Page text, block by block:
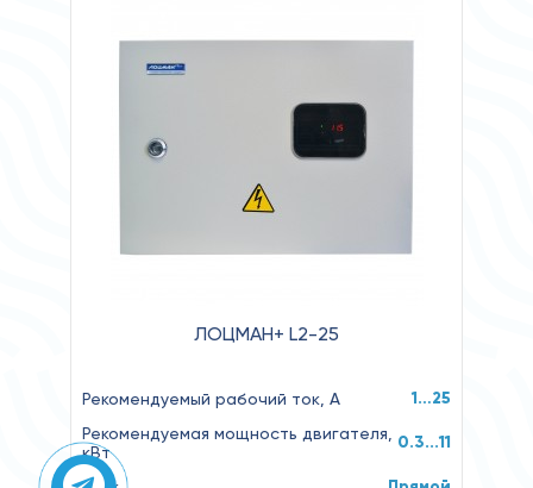
ЛОЦМАН+ L2-25
Рекомендуемый рабочий ток, А 1…25
Рекомендуемая мощность двигателя,
кВт
0.3...11